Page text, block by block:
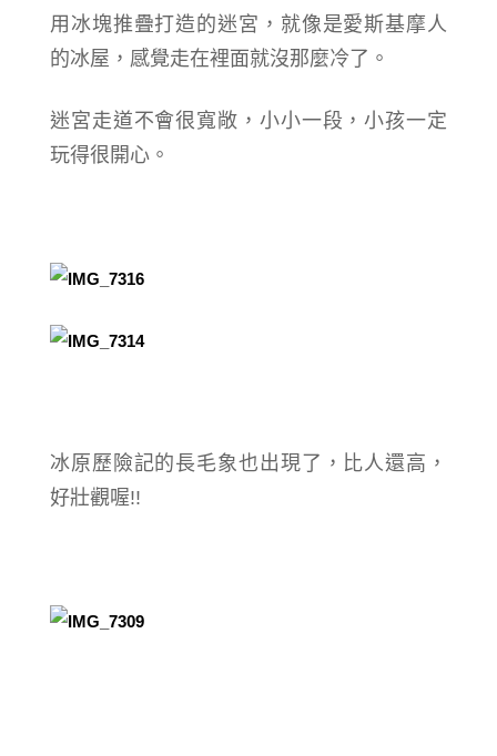
用冰塊推疊打造的迷宮，就像是愛斯基摩人
的冰屋，感覺走在裡面就沒那麼冷了。
迷宮走道不會很寬敞，小小一段，小孩一定
玩得很開心。
冰原歷險記的長毛象也出現了，比人還高，
好壯觀喔!!